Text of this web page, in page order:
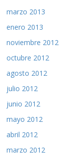
marzo 2013
enero 2013
noviembre 2012
octubre 2012
agosto 2012
julio 2012
junio 2012
mayo 2012
abril 2012
marzo 2012